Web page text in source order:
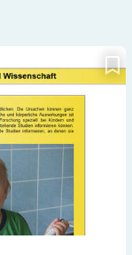
Studien